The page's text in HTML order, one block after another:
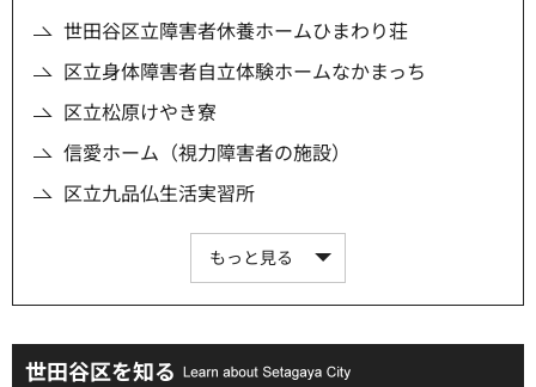
世田谷区立障害者休養ホームひまわり荘
区立身体障害者自立体験ホームなかまっち
区立松原けやき寮
信愛ホーム（視力障害者の施設）
区立九品仏生活実習所
もっと見る
世田谷区を知る